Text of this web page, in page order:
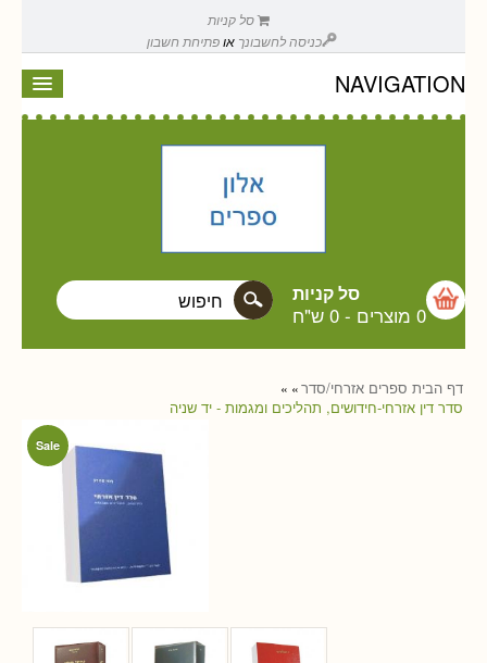
סל קניות
כניסה לחשבונך אופתיחת חשבון
NAVIGATION
סל קניות
0 מוצרים - 0 ש"ח
דף הבית » ספרים אזרחי/סדר »
סדר דין אזרחי-חידושים, תהליכים ומגמות - יד שניה
Sale